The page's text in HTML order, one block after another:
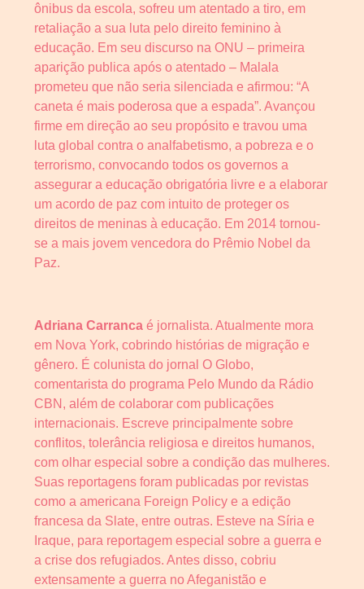
ônibus da escola, sofreu um atentado a tiro, em
retaliação a sua luta pelo direito feminino à
educação. Em seu discurso na ONU – primeira
aparição publica após o atentado – Malala
prometeu que não seria silenciada e afirmou: “A
caneta é mais poderosa que a espada”. Avançou
firme em direção ao seu propósito e travou uma
luta global contra o analfabetismo, a pobreza e o
terrorismo, convocando todos os governos a
assegurar a educação obrigatória livre e a elaborar
um acordo de paz com intuito de proteger os
direitos de meninas à educação. Em 2014 tornou-
se a mais jovem vencedora do Prêmio Nobel da
Paz.
Adriana Carranca é jornalista. Atualmente mora
em Nova York, cobrindo histórias de migração e
gênero. É colunista do jornal O Globo,
comentarista do programa Pelo Mundo da Rádio
CBN, além de colaborar com publicações
internacionais. Escreve principalmente sobre
conflitos, tolerância religiosa e direitos humanos,
com olhar especial sobre a condição das mulheres.
Suas reportagens foram publicadas por revistas
como a americana Foreign Policy e a edição
francesa da Slate, entre outras. Esteve na Síria e
Iraque, para reportagem especial sobre a guerra e
a crise dos refugiados. Antes disso, cobriu
extensamente a guerra no Afeganistão e